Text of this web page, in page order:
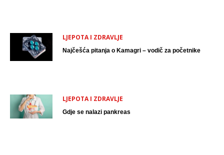
LJEPOTA I ZDRAVLJE
Najčešća pitanja o Kamagri – vodič za početnike
LJEPOTA I ZDRAVLJE
Gdje se nalazi pankreas